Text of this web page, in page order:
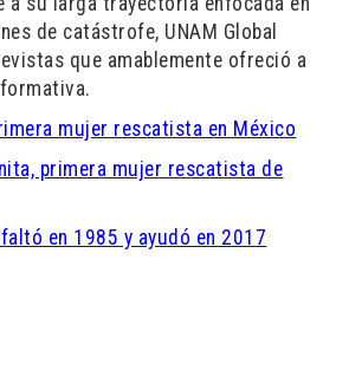
de catástrofe, UNAM Global
que amablemente ofreció a
mujer rescatista en México
primera mujer rescatista de
en 1985 y ayudó en 2017